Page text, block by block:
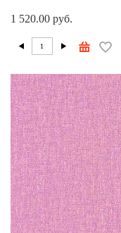
1 520.00 руб.